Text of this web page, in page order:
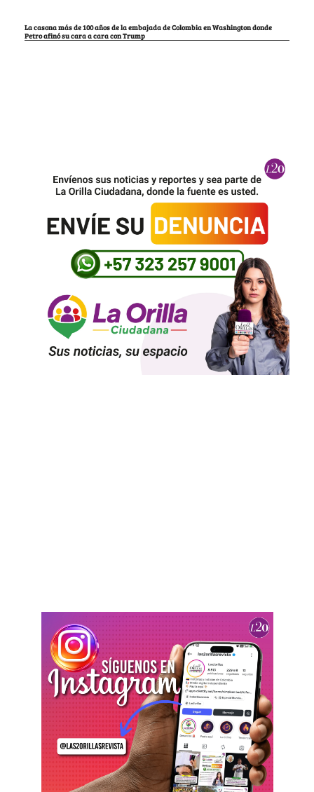
La casona más de 100 años de la embajada de Colombia en Washington donde
Petro afinó su cara a cara con Trump